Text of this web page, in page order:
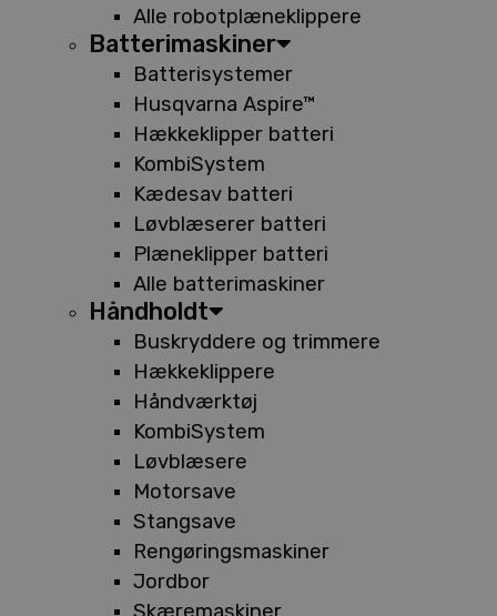
Alle robotplæneklippere
Batterimaskiner
Batterisystemer
Husqvarna Aspire™
Hækkeklipper batteri
KombiSystem
Kædesav batteri
Løvblæserer batteri
Plæneklipper batteri
Alle batterimaskiner
Håndholdt
Buskryddere og trimmere
Hækkeklippere
Håndværktøj
KombiSystem
Løvblæsere
Motorsave
Stangsave
Rengøringsmaskiner
Jordbor